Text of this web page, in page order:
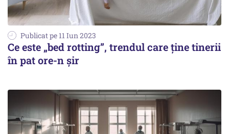
Publicat pe 11 Iun 2023
Ce este „bed rotting”, trendul care ține tinerii
în pat ore-n șir